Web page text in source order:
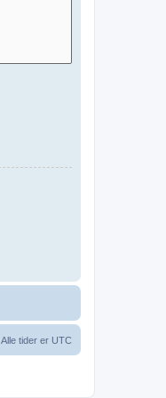
Alle tider er UTC